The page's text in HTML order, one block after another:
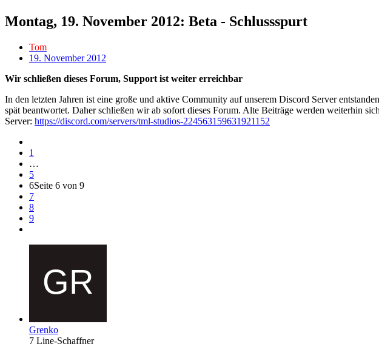
Montag, 19. November 2012: Beta - Schlussspurt
Tom
19. November 2012
Wir schließen dieses Forum, Support ist weiter erreichbar
In den letzten Jahren ist eine große und aktive Community auf unserem Discord Server
spät beantwortet. Daher schließen wir ab sofort dieses Forum. Alte Beiträge werden weiterhin
Server: https://discord.com/servers/tml-studios-224563159631921152
1
…
5
6Seite 6 von 9
7
8
9
Grenko
7 Line-Schaffner